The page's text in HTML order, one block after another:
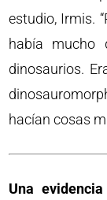
estudio, Irmis.
había mucho
dinosaurios.
hacían cosas
Una